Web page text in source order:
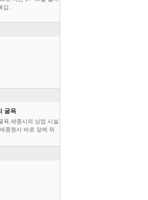
..
굴욕
욕 세종시의 상업 시설
종청사 바로 앞에 위